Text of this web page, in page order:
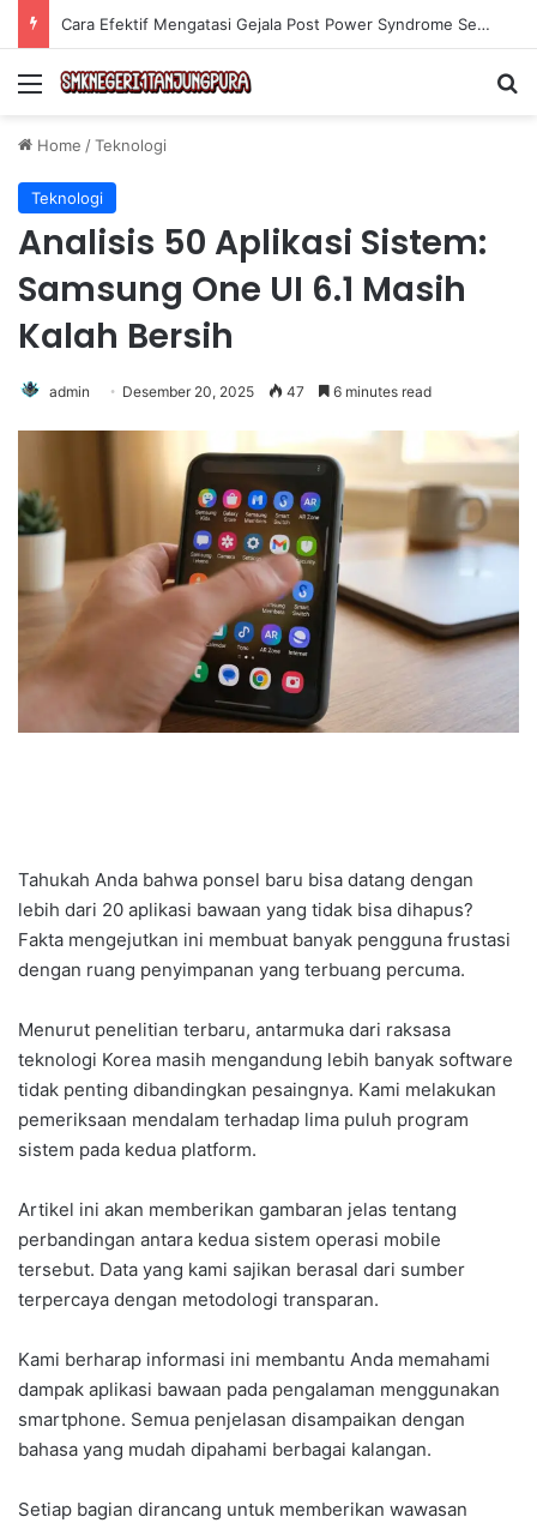
Cara Efektif Mengatasi Gejala Post Power Syndrome Setelah Pensiun Kerja
Menu
Home /Teknologi
Teknologi
Analisis 50 Aplikasi Sistem:
Samsung One UI 6.1 Masih
Kalah Bersih
admin Desember 20, 2025 47 6 minutes read
Tahukah Anda bahwa ponsel baru bisa datang dengan
lebih dari 20 aplikasi bawaan yang tidak bisa dihapus?
Fakta mengejutkan ini membuat banyak pengguna frustasi
dengan ruang penyimpanan yang terbuang percuma.
Menurut penelitian terbaru, antarmuka dari raksasa
teknologi Korea masih mengandung lebih banyak software
tidak penting dibandingkan pesaingnya. Kami melakukan
pemeriksaan mendalam terhadap lima puluh program
sistem pada kedua platform.
Artikel ini akan memberikan gambaran jelas tentang
perbandingan antara kedua sistem operasi mobile
tersebut. Data yang kami sajikan berasal dari sumber
terpercaya dengan metodologi transparan.
Kami berharap informasi ini membantu Anda memahami
dampak aplikasi bawaan pada pengalaman menggunakan
smartphone. Semua penjelasan disampaikan dengan
bahasa yang mudah dipahami berbagai kalangan.
Setiap bagian dirancang untuk memberikan wawasan